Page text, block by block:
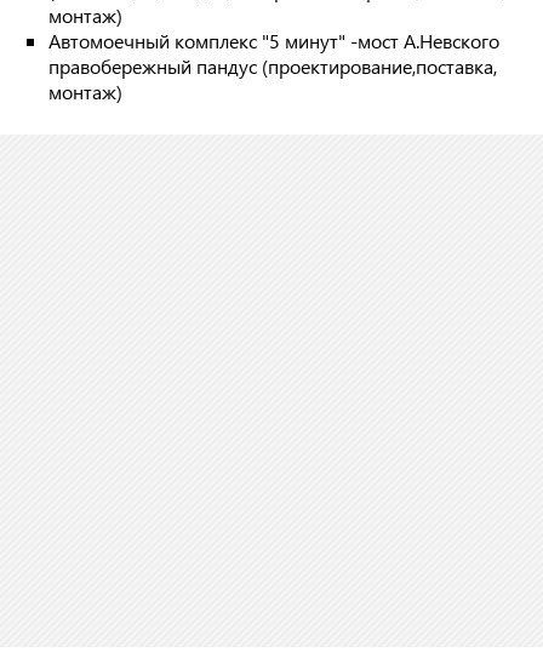
монтаж)
Автомоечный комплекс "5 минут" -мост А.Невского
правобережный пандус (проектирование,поставка,
монтаж)